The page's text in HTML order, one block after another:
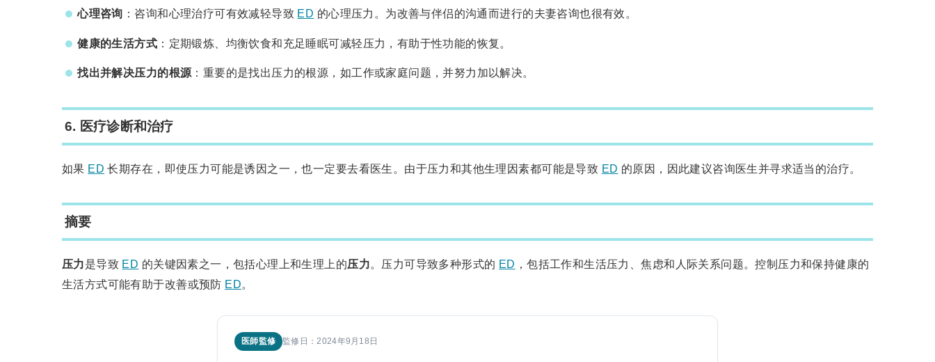
心理咨询 ：咨询和心理治疗可有效减轻导致 ED 的心理压力。为改善与伴侣的沟通而进行的夫妻咨询也很有效。
健康的生活方式 ：定期锻炼、均衡饮食和充足睡眠可减轻压力，有助于性功能的恢复。
找出并解决压力的根源 ：重要的是找出压力的根源，如工作或家庭问题，并努力加以解决。
6. 医疗诊断和治疗
如果 ED 长期存在，即使压力可能是诱因之一，也一定要去看医生。由于压力和其他生理因素都可能是导致 ED 的原因，因此建议咨询医生并寻求适当的治疗。
摘要
压力是导致 ED 的关键因素之一，包括心理上和生理上的压力。压力可导致多种形式的 ED ，包括工作和生活压力、焦虑和人际关系问题。控制压力和保持健康的
生活方式可能有助于改善或预防 ED。
医師監修 監修日：2024年9月18日